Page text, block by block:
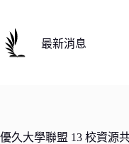
主
要
最新消息
優久大學聯盟 13 校資源